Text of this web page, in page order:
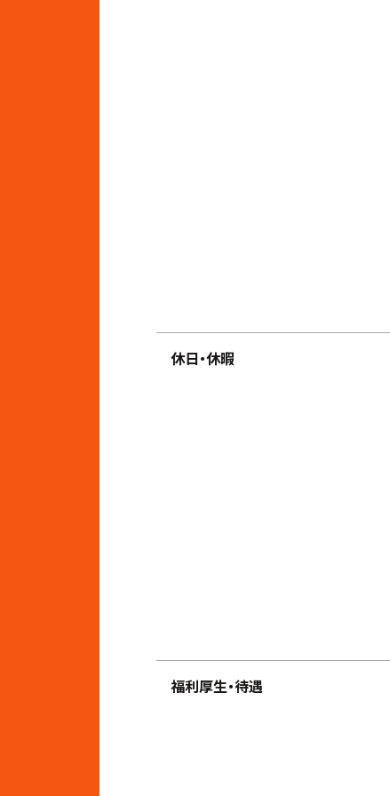
休日・休暇
福利厚生・待遇